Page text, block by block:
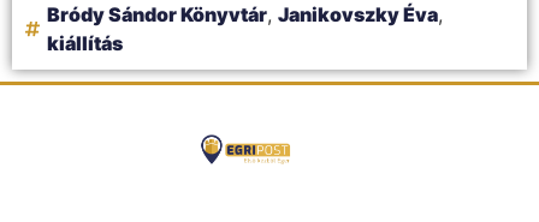
Bródy Sándor Könyvtár, Janikovszky Éva,
kiállítás